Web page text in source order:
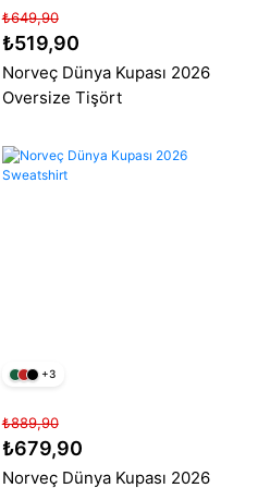
₺649,90
₺519,90
Norveç Dünya Kupası 2026
Oversize Tişört
+3
₺889,90
₺679,90
Norveç Dünya Kupası 2026